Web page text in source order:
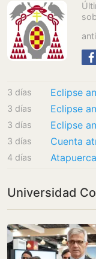
3 días Eclipse
3 días Eclipse
3 días Eclipse
3 días
4 días
Universidad